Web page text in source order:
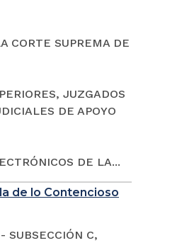
CORTE SUPREMA DE
JUZGADOS
DE APOYO
DE LA...
de lo Contencioso
SUBSECCIÓN C,